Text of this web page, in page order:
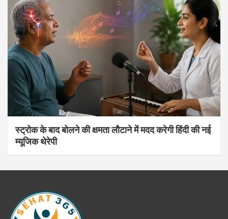
स्ट्रोक के बाद बोलने की क्षमता लौटाने में मदद करेगी हिंदी की नई
म्यूजिक थेरेपी